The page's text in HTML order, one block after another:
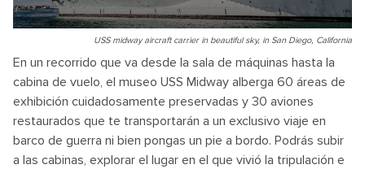
USS midway aircraft carrier in beautiful sky, in San Diego, California
En un recorrido que va desde la sala de máquinas hasta la
cabina de vuelo, el museo USS Midway alberga 60 áreas de
exhibición cuidadosamente preservadas y 30 aviones
restaurados que te transportarán a un exclusivo viaje en
barco de guerra ni bien pongas un pie a bordo. Podrás subir
a las cabinas, explorar el lugar en el que vivió la tripulación e